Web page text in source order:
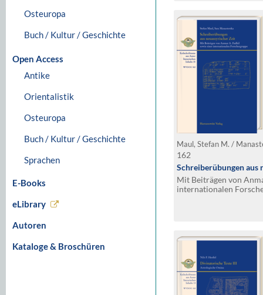
Osteuropa
Buch / Kultur / Geschichte
Open Access
Antike
Orientalistik
Osteuropa
Buch / Kultur / Geschichte
Sprachen
E-Books
eLibrary
Autoren
Kataloge & Broschüren
Maul, Stefan M. /
162
Schreiberübungen aus
Mit Beiträgen von
internationalen